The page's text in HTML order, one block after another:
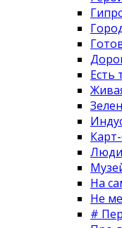
Есть
Люди
На
Не
#